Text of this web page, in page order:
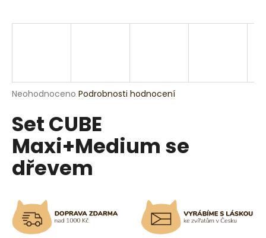
Průměrné
produktu
je
0,0
5
hvězdiček.
Neohodnoceno Podrobnosti hodnocení
Set CUBE
Maxi+Medium se
dřevem
j
?
HLEDAT
o
p
o